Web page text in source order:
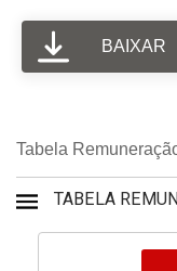
BAIXAR
Tabela
TABELA